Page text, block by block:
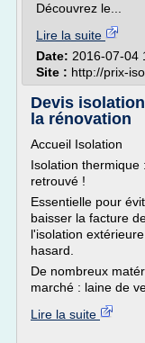
Découvrez le...
Lire la suite
Date: 2016-07-04
Site : http://prix-
Devis
la rénovation
Accueil Isolation
Isolation thermique
retrouvé !
Essentielle pour
baisser la facture
l'isolation
hasard.
De nombreux
marché : laine de
Lire la suite